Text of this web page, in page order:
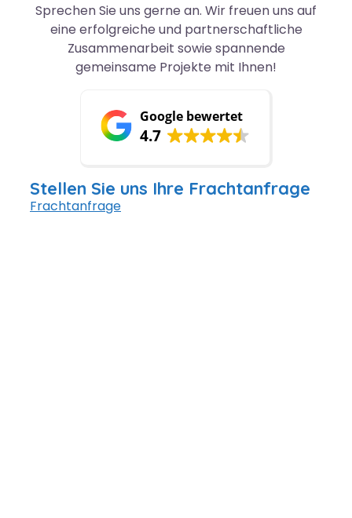
Sprechen Sie uns gerne an. Wir freuen uns auf
eine erfolgreiche und partnerschaftliche
Zusammenarbeit sowie spannende
gemeinsame Projekte mit Ihnen!
Google bewertet
4.7
Stellen Sie uns Ihre Frachtanfrage
Frachtanfrage